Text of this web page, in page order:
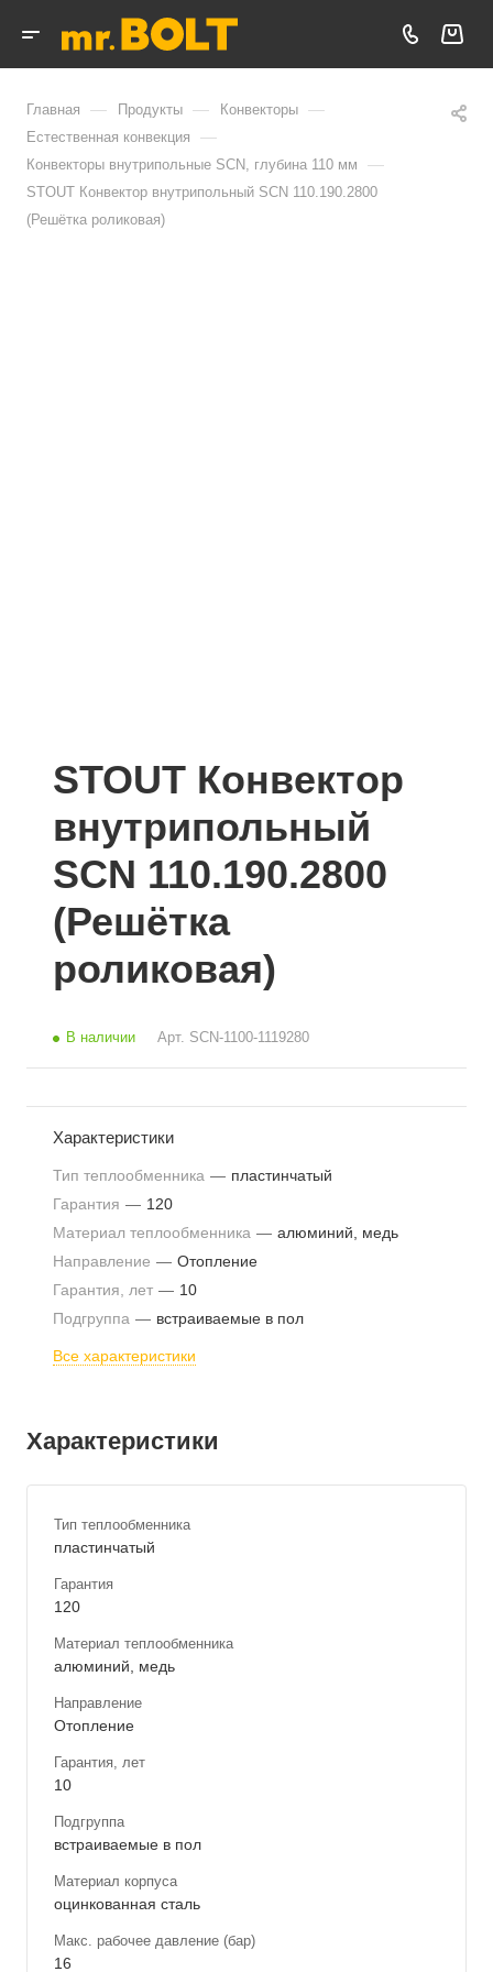
Главная — Продукты — Конвекторы —
Естественная конвекция —
Конвекторы внутрипольные SCN, глубина 110 мм —
STOUT Конвектор внутрипольный SCN 110.190.2800
(Решётка роликовая)
STOUT Конвектор
внутрипольный
SCN 110.190.2800
(Решётка
роликовая)
В наличии Арт. SCN-1100-1119280
Характеристики
Тип теплообменника — пластинчатый
Гарантия — 120
Материал теплообменника — алюминий, медь
Направление — Отопление
Гарантия, лет — 10
Подгруппа — встраиваемые в пол
Все характеристики
Характеристики
Тип теплообменника
пластинчатый
Гарантия
120
Материал теплообменника
алюминий, медь
Направление
Отопление
Гарантия, лет
10
Подгруппа
встраиваемые в пол
Материал корпуса
оцинкованная сталь
Макс. рабочее давление (бар)
16